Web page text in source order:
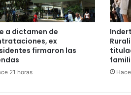
a dictamen de
ex
firmaron las
21 horas